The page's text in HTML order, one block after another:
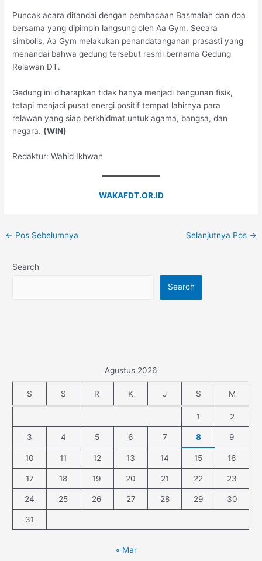
Puncak acara ditandai dengan pembacaan Basmalah dan doa
bersama yang dipimpin langsung oleh Aa Gym. Secara
simbolis, Aa Gym melakukan penandatanganan prasasti yang
menandai bahwa gedung tersebut resmi bernama Gedung
Relawan DT.
Gedung ini diharapkan tidak hanya menjadi bangunan fisik,
tetapi menjadi pusat energi positif tempat lahirnya para
relawan yang siap berkhidmat untuk agama, bangsa, dan
negara. (WIN)
Redaktur: Wahid Ikhwan
WAKAFDT.OR.ID
← Pos Sebelumnya Selanjutnya Pos →
Search
Search
Agustus 2026
S S R K J S M
1 2
3 4 5 6 7 8 9
10 11 12 13 14 15 16
17 18 19 20 21 22 23
24 25 26 27 28 29 30
31
« Mar